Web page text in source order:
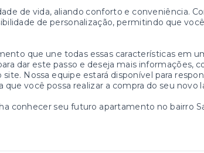
de vida, aliando conforto e conveniência.
de personalização, permitindo que
que une todas essas características em
dar este passo e deseja mais informações,
Nossa equipe estará disponível para
que você possa realizar a compra do seu novo
conhecer seu futuro apartamento no bairro